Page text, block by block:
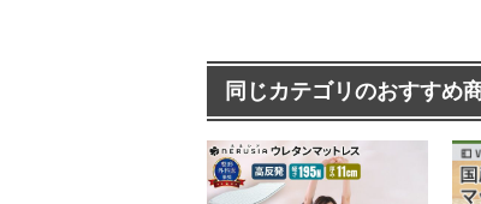
同じカテゴリのおすすめ